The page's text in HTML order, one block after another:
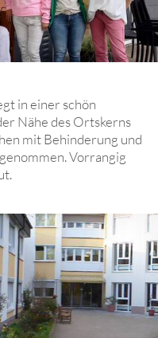
in einer schön
Nähe des Ortskerns
mit Behinderung und
Vorrangig